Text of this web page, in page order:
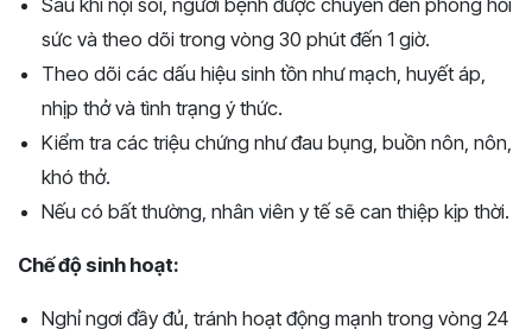
Sau khi nội soi, người bệnh được chuyển đến phòng hồi
sức và theo dõi trong vòng 30 phút đến 1 giờ.
Theo dõi các dấu hiệu sinh tồn như mạch, huyết áp,
nhịp thở và tình trạng ý thức.
Kiểm tra các triệu chứng như đau bụng, buồn nôn, nôn,
khó thở.
Nếu có bất thường, nhân viên y tế sẽ can thiệp kịp thời.
Chế độ sinh hoạt:
Nghỉ ngơi đầy đủ, tránh hoạt động mạnh trong vòng 24